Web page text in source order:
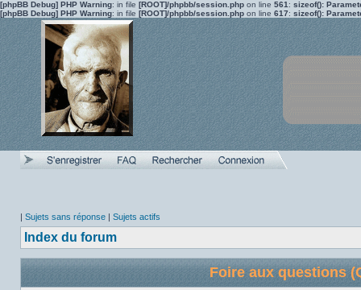
[phpBB Debug] PHP Warning: in file [ROOT]/phpbb/session.php on line 561 : sizeof():
[phpBB Debug] PHP Warning: in file [ROOT]/phpbb/session.php on line 617: sizeof():
| Sujets sans réponse | Sujets actifs
Index du forum
Foire aux questions